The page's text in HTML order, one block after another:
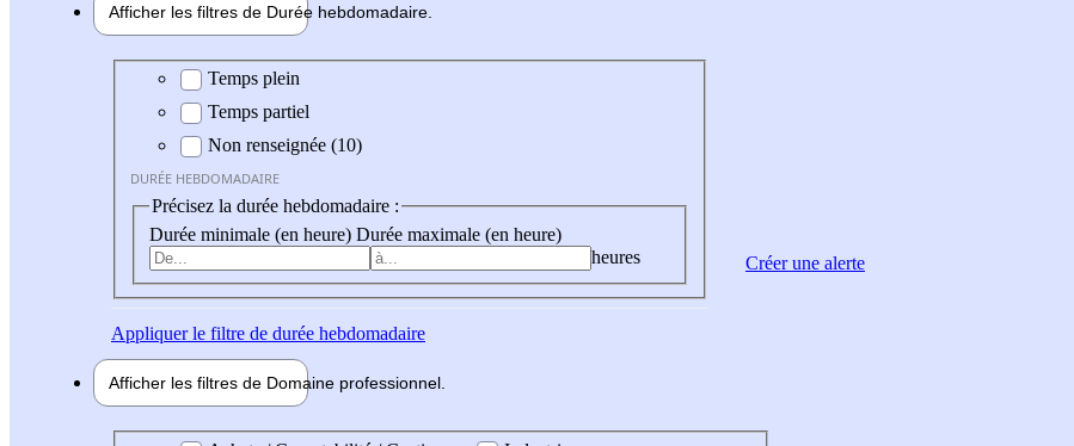
Afficher les filtres de Durée hebdomadaire
Durée hebdomadaire
Temps plein
Temps partiel
Non renseignée (10)
DURÉE HEBDOMADAIRE
Précisez la durée hebdomadaire :
Durée minimale (en heure) Durée maximale (en heure)
heures
Appliquerle filtre de durée hebdomadaire
Afficher les filtres de Domaine professionnel
Créer une alerte